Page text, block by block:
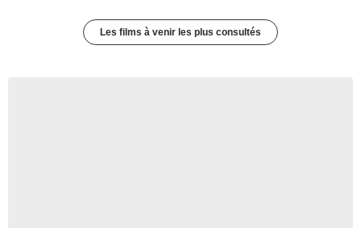
Les films à venir les plus consultés